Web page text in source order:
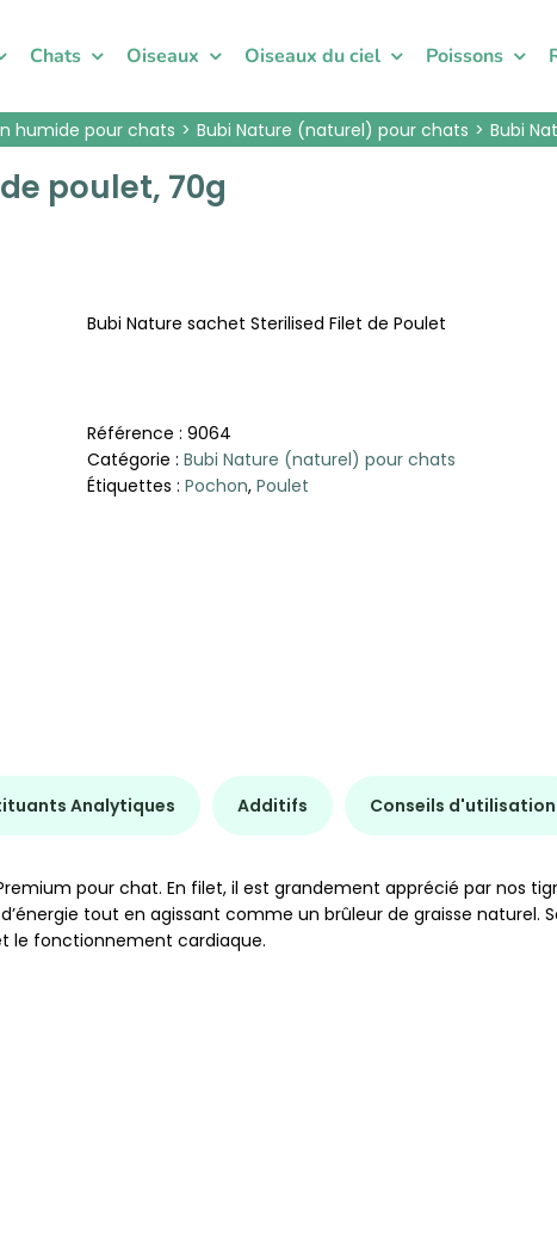
Chats Oiseaux Oiseaux du ciel Poissons
humide pour chats Bubi Nature (naturel) pour chats Bubi
poulet, 70g
Bubi Nature sachet Sterilised Filet de Poulet
Référence : 9064
Catégorie : Bubi Nature (naturel) pour chats
Étiquettes : Pochon, Poulet
Analytiques Additifs Conseils d'utilisation
pour chat. En filet, il est grandement apprécié par nos
tout en agissant comme un brûleur de graisse naturel.
le fonctionnement cardiaque.